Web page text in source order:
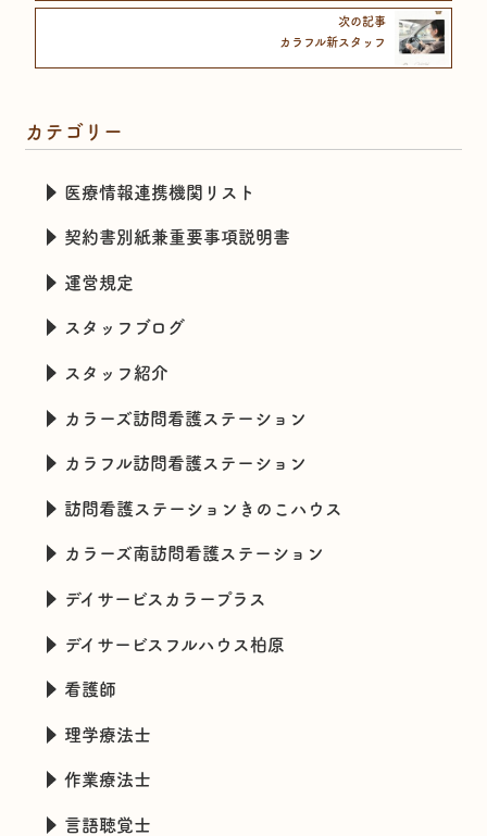
次の記事
カラフル新スタッフ
カテゴリー
医療情報連携機関リスト
契約書別紙兼重要事項説明書
運営規定
スタッフブログ
スタッフ紹介
カラーズ訪問看護ステーション
カラフル訪問看護ステーション
訪問看護ステーションきのこハウス
カラーズ南訪問看護ステーション
デイサービスカラープラス
デイサービスフルハウス柏原
看護師
理学療法士
作業療法士
言語聴覚士